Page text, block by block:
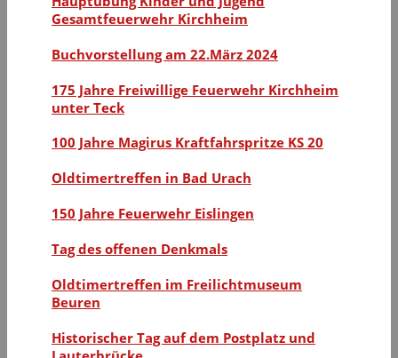
Gesamtfeuerwehr Kirchheim
Buchvorstellung am 22.März 2024
175 Jahre Freiwillige Feuerwehr Kirchheim
unter Teck
100 Jahre Magirus Kraftfahrspritze KS 20
Oldtimertreffen in Bad Urach
150 Jahre Feuerwehr Eislingen
Tag des offenen Denkmals
Oldtimertreffen im Freilichtmuseum
Beuren
Historischer Tag auf dem Postplatz und